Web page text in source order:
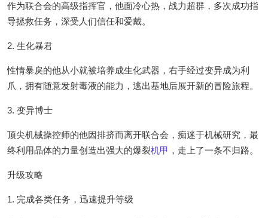
作为联合会的高级指挥官，他面冷心热，战力超群，多次成功指
导拯救任务，深受人们信任和爱戴。
2. 生化暴君
性情暴戾的他从小就被培养成生化武器，右手经过变异成为利
爪，拥有随意发射毒液的能力，逃出基地后展开新的冒险旅程。
3. 变异博士
顶尖机械操控师的他因排挤而离开联合会，痴迷于机械研究，最
终利用晶体的力量创造出强大的爆裂机甲 ，走上了一条不归路。
升级攻略
1. 完成各类任务，迅速提升等级